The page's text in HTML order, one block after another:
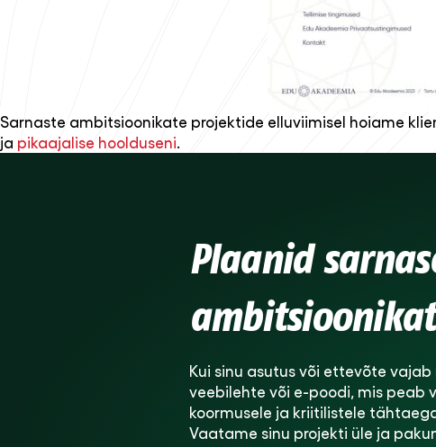
Sarnaste ambitsioonikate projektide elluviimisel hoiame
ja pikaajalise hoolduseni
Plaanid
Kui sinu asutus või ettevõte
veebilehte või e-poodi, mis peab
koormusele ja kriitilistele
Vaatame sinu projekti üle ja